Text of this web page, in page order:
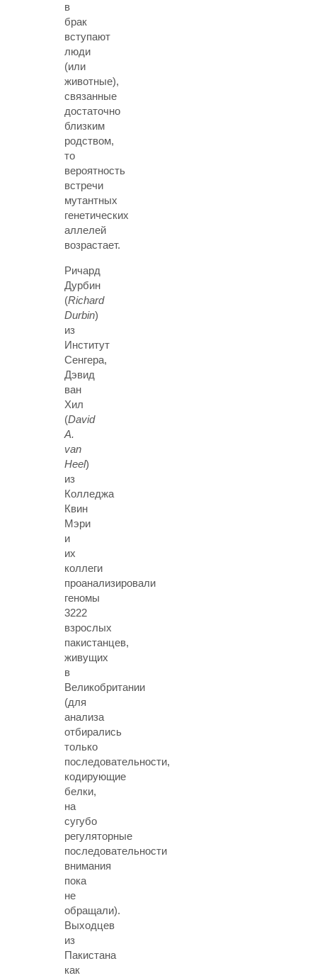
в
брак
вступают
люди
(или
животные),
связанные
достаточно
близким
родством,
то
вероятность
встречи
мутантных
генетических
аллелей
возрастает.
Ричард
Дурбин
(Richard
Durbin)
из
Институт
Сенгера,
Дэвид
ван
Хил
(David
A.
van
Heel)
из
Колледжа
Квин
Мэри
и
их
коллеги
проанализировали
геномы
3222
взрослых
пакистанцев,
живущих
в
Великобритании
(для
анализа
отбирались
только
последовательности,
кодирующие
белки,
на
сугубо
регуляторные
последовательности
внимания
пока
не
обращали).
Выходцев
из
Пакистана
как